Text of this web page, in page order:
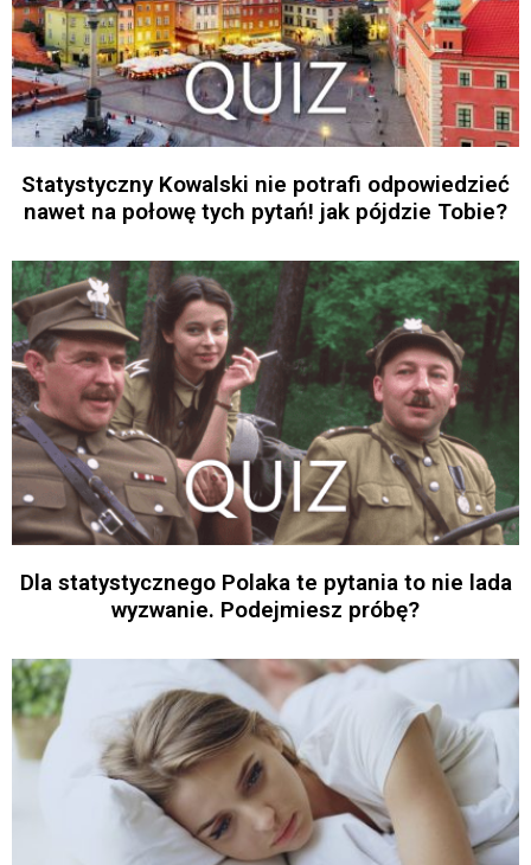
Statystyczny Kowalski nie potrafi odpowiedzieć
nawet na połowę tych pytań! jak pójdzie Tobie?
Dla statystycznego Polaka te pytania to nie lada
wyzwanie. Podejmiesz próbę?